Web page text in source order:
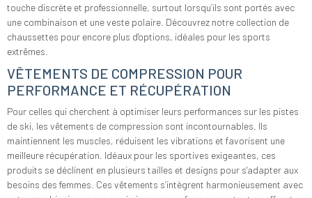
touche discrète et professionnelle, surtout lorsqu’ils sont portés avec
une combinaison et une veste polaire. Découvrez notre collection de
chaussettes pour encore plus d'options, idéales pour les sports
extrêmes.
VÊTEMENTS DE COMPRESSION POUR
PERFORMANCE ET RÉCUPÉRATION
Pour celles qui cherchent à optimiser leurs performances sur les pistes
de ski, les vêtements de compression sont incontournables. Ils
maintiennent les muscles, réduisent les vibrations et favorisent une
meilleure récupération. Idéaux pour les sportives exigeantes, ces
produits se déclinent en plusieurs tailles et designs pour s'adapter aux
besoins des femmes. Ces vêtements s’intègrent harmonieusement avec